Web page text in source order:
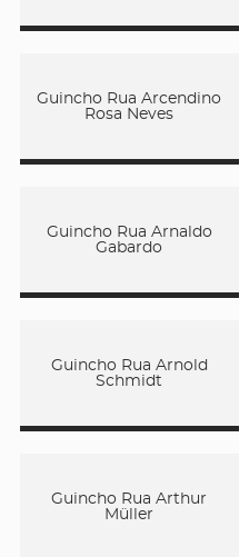
Guincho Rua Arcendino
Rosa Neves
Guincho Rua Arnaldo
Gabardo
Guincho Rua Arnold
Schmidt
Guincho Rua Arthur
Müller